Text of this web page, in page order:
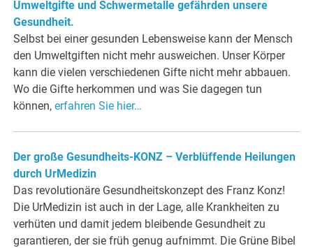
Umweltgifte und Schwermetalle gefährden unsere
Gesundheit.
Selbst bei einer gesunden Lebensweise kann der Mensch
den Umweltgiften nicht mehr ausweichen. Unser Körper
kann die vielen verschiedenen Gifte nicht mehr abbauen.
Wo die Gifte herkommen und was Sie dagegen tun
können,erfahren Sie hier…
Der große Gesundheits-KONZ – Verblüffende Heilungen
durch UrMedizin
Das revolutionäre Gesundheitskonzept des Franz Konz!
Die UrMedizin ist auch in der Lage, alle Krankheiten zu
verhüten und damit jedem bleibende Gesundheit zu
garantieren, der sie früh genug aufnimmt. Die Grüne Bibel